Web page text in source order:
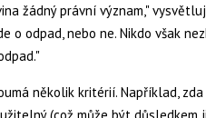
žádný právní význam,"
o odpad, nebo ne. Nikdo však
několik kritérií. Například,